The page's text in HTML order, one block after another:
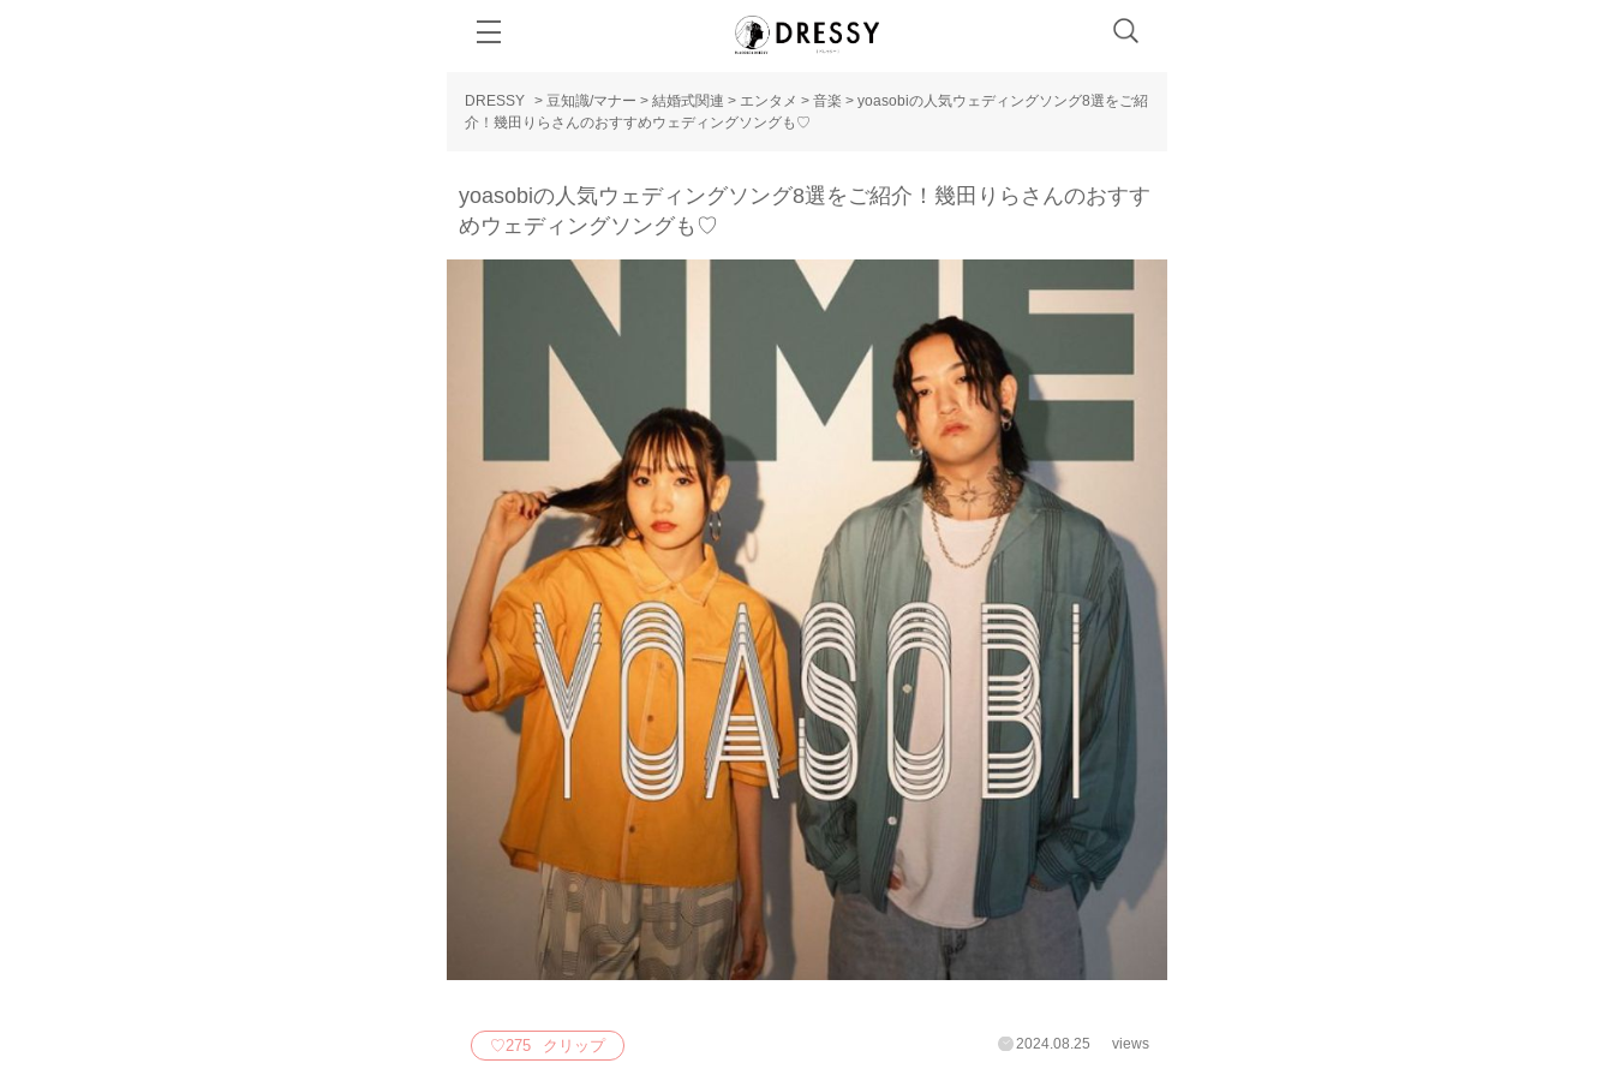
DRESSY > 豆知識/マナー > 結婚式関連 > エンタメ > 音楽 > yoasobiの人気ウェディングソング8選をご紹
介！幾田りらさんのおすすめウェディングソングも♡
yoasobiの人気ウェディングソング8選をご紹介！幾田りらさんのおすす
めウェディングソングも♡
♡275 クリップ 2024.08.25 views